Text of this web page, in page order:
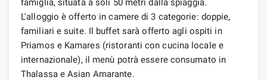
famiglia, situata a soli 50 metri dalla spiaggia.
L'alloggio è offerto in camere di 3 categorie: doppie,
familiari e suite. Il buffet sarà offerto agli ospiti in
Priamos e Kamares (ristoranti con cucina locale e
internazionale), il menù potrà essere consumato in
Thalassa e Asian Amarante.